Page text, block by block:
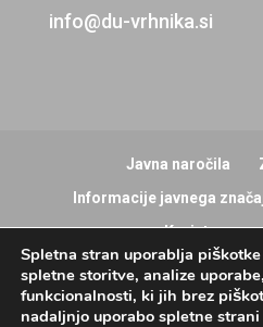
info@du-vrhnika.si
Javna naročila
Informacije javnega
Koristne
Spletna stran uporablja
spletne storitve, analize
funkcionalnosti, ki jih brez
nadaljnjo uporabo spletne